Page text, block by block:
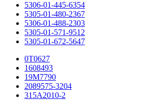
5306-01-445-6354
5305-01-480-2367
5306-01-488-2303
5305-01-571-9512
5305-01-672-5647
0T0627
1608493
19M7790
2089575-3204
315A2010-2